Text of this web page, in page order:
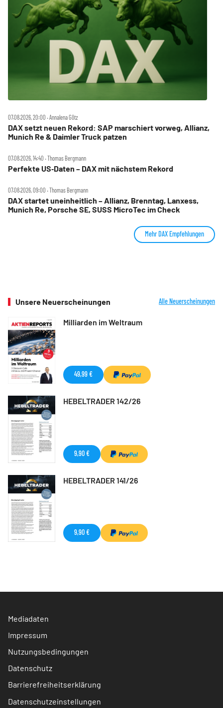
07.08.2026, 20:00 ‧ Annalena Götz
DAX setzt neuen Rekord: SAP marschiert vorweg, Allianz,
Munich Re & Daimler Truck patzen
07.08.2026, 14:40 ‧ Thomas Bergmann
Perfekte US‑Daten – DAX mit nächstem Rekord
07.08.2026, 09:00 ‧ Thomas Bergmann
DAX startet uneinheitlich – Allianz, Brenntag, Lanxess,
Munich Re, Porsche SE, SUSS MicroTec im Check
Mehr DAX Empfehlungen
Unsere Neuerscheinungen Alle Neuerscheinungen
Milliarden im Weltraum
49,99 €
HEBELTRADER 142/26
9,90 €
HEBELTRADER 141/26
9,90 €
Mediadaten
Impressum
Nutzungsbedingungen
Datenschutz
Barrierefreiheitserklärung
Datenschutzeinstellungen